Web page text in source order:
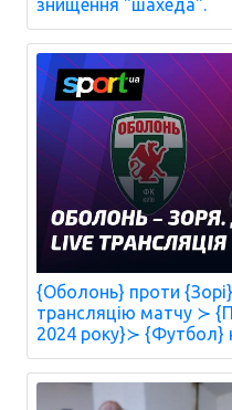
знищення "шахеда".
{Оболонь} проти
трансляцію матчу ≻
2024 року}≻ {Футбол}